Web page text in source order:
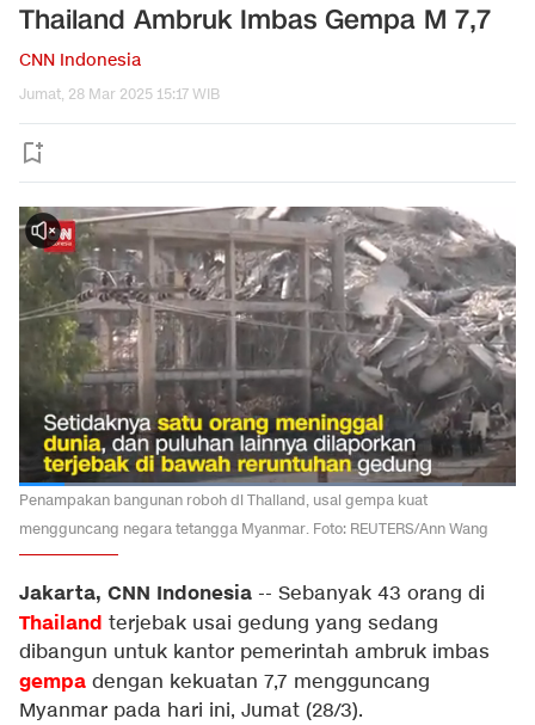
Thailand Ambruk Imbas Gempa M 7,7
CNN Indonesia
Jumat, 28 Mar 2025 15:17 WIB
Penampakan bangunan roboh di Thailand, usai gempa kuat
mengguncang negara tetangga Myanmar. Foto: REUTERS/Ann Wang
Jakarta, CNN Indonesia -- Sebanyak 43 orang di
Thailand terjebak usai gedung yang sedang
dibangun untuk kantor pemerintah ambruk imbas
gempa dengan kekuatan 7,7 mengguncang
Myanmar pada hari ini, Jumat (28/3).